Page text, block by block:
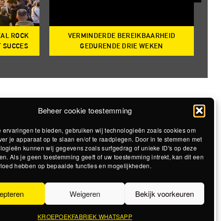
Beheer cookie toestemming
ervaringen te bieden, gebruiken wij technologieën zoals cookies om
je apparaat op te slaan en/of te raadplegen. Door in te stemmen met
kunnen wij gegevens zoals surfgedrag of unieke ID's op deze
Als je geen toestemming geeft of uw toestemming intrekt, kan dit een
hebben op bepaalde functies en mogelijkheden.
Weigeren Bekijk voorkeuren
KROEPOEKFABRIEK WHATSAPP
ROCK
SUCCES
VERMINDERDE BEREIKBAARHEID
GEDURENDE DRIE WEKEN